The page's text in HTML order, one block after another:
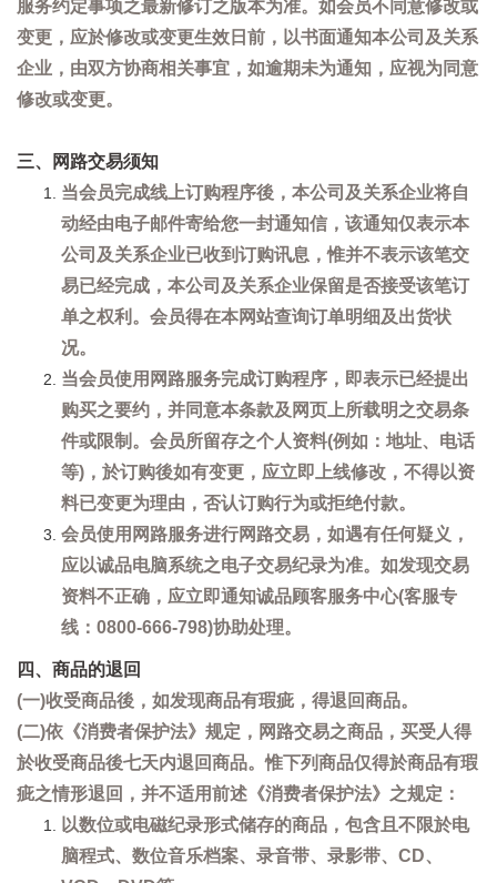
服务约定事项之最新修订之版本为准。如会员不同意修改或
变更，应於修改或变更生效日前，以书面通知本公司及关系
企业，由双方协商相关事宜，如逾期未为通知，应视为同意
修改或变更。
三、网路交易须知
当会员完成线上订购程序後，本公司及关系企业将自
动经由电子邮件寄给您一封通知信，该通知仅表示本
公司及关系企业已收到订购讯息，惟并不表示该笔交
易已经完成，本公司及关系企业保留是否接受该笔订
单之权利。会员得在本网站查询订单明细及出货状
况。
当会员使用网路服务完成订购程序，即表示已经提出
购买之要约，并同意本条款及网页上所载明之交易条
件或限制。会员所留存之个人资料(例如：地址、电话
等)，於订购後如有变更，应立即上线修改，不得以资
料已变更为理由，否认订购行为或拒绝付款。
会员使用网路服务进行网路交易，如遇有任何疑义，
应以诚品电脑系统之电子交易纪录为准。如发现交易
资料不正确，应立即通知诚品顾客服务中心(客服专
线：0800-666-798)协助处理。
四、商品的退回
(一)收受商品後，如发现商品有瑕疵，得退回商品。
(二)依《消费者保护法》规定，网路交易之商品，买受人得
於收受商品後七天内退回商品。惟下列商品仅得於商品有瑕
疵之情形退回，并不适用前述《消费者保护法》之规定：
以数位或电磁纪录形式储存的商品，包含且不限於电
脑程式、数位音乐档案、录音带、录影带、CD、